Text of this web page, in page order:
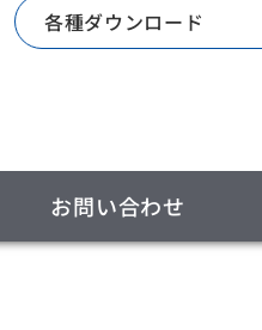
各種ダウンロード
お問い合わせ